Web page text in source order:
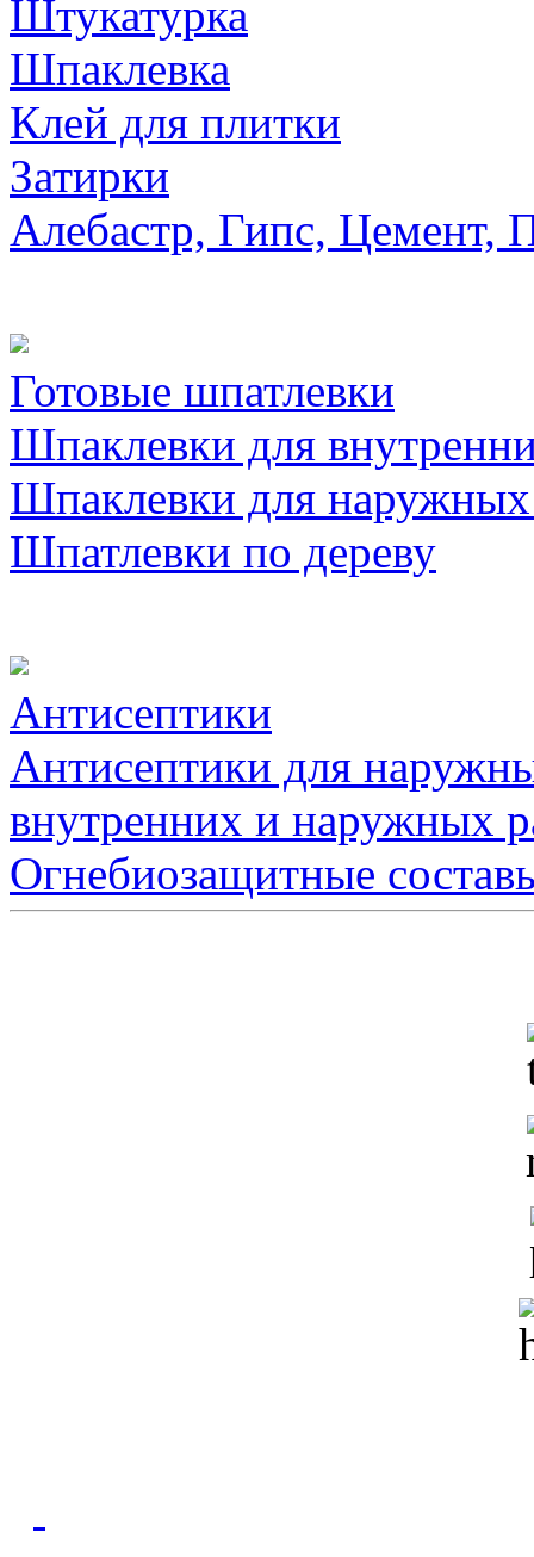
Штукатурка
Шпаклевка
Клей для плитки
Затирки
Алебастр, Гипс, Цемент,
Готовые шпатлевки
Шпаклевки для
Шпаклевки для наружных
Шпатлевки по дереву
Антисептики
Антисептики для
внутренних и наружных
Огнебиозащитные